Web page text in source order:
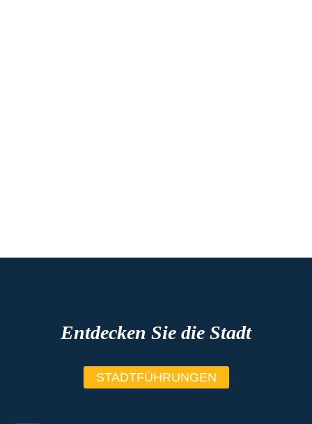
Entdecken Sie die Stadt
STADTFÜHRUNGEN